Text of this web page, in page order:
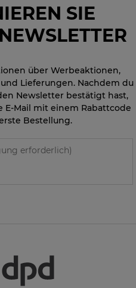
SIE
über Werbeaktionen,
Lieferungen. Nachdem du
Newsletter bestätigt hast,
E-Mail mit einem Rabattcode
Bestellung.